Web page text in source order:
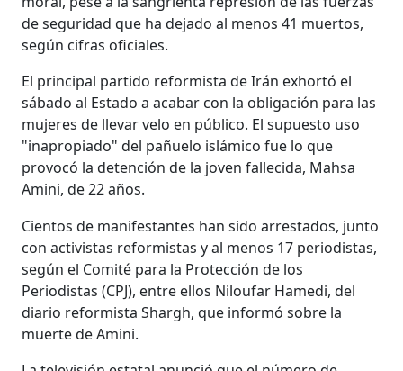
de seguridad que ha dejado al menos 41 muertos,
según cifras oficiales.
El principal partido reformista de Irán exhortó el
sábado al Estado a acabar con la obligación para las
mujeres de llevar velo en público. El supuesto uso
"inapropiado" del pañuelo islámico fue lo que
provocó la detención de la joven fallecida, Mahsa
Amini, de 22 años.
Cientos de manifestantes han sido arrestados, junto
con activistas reformistas y al menos 17 periodistas,
según el Comité para la Protección de los
Periodistas (CPJ), entre ellos Niloufar Hamedi, del
diario reformista Shargh, que informó sobre la
muerte de Amini.